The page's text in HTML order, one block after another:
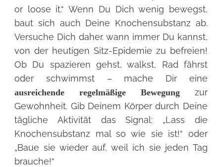
or loose it.“ Wenn Du Dich wenig bewegst,
baut sich auch Deine Knochensubstanz ab.
Versuche Dich daher. wann immer Du kannst,
von der heutigen Sitz-Epidemie zu befreien!
Ob Du spazieren gehst, walkst, Rad fährst
oder schwimmst – mache Dir eine
ausreichende regelmäßige Bewegung zur
Gewohnheit. Gib Deinem Körper durch Deine
tägliche Aktivität das Signal: „Lass die
Knochensubstanz mal so wie sie ist!“ oder
„Baue sie wieder auf, weil ich sie jeden Tag
brauche!“